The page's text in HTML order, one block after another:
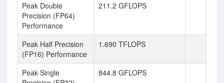
Peak Double
Precision (FP64)
Performance
211.2 GFLOPS
Peak Half Precision
(FP16) Performance
1.690 TFLOPS
Peak Single
844.8 GFLOPS